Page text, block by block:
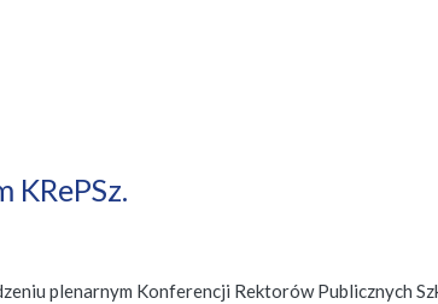
plenarnym Konferencji Rektorów Publicznych